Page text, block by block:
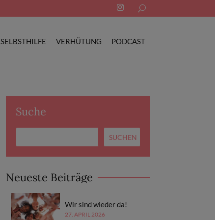
for:
SELBSTHILFE VERHÜTUNG PODCAST
Suche
Neueste Beiträge
Wir sind wieder da!
27. APRIL 2026